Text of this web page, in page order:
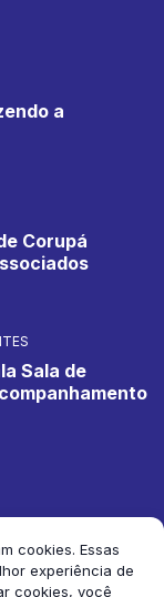
cookies. Essas
experiência de
cookies, você
a
Corupá
Sala de
reservados.